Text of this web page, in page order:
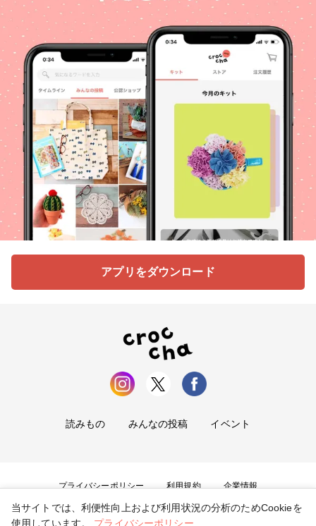
アプリをダウンロード
読みもの みんなの投稿 イベント
プライバシーポリシー 利用規約 企業情報
お問い合わせ
当サイトでは、利便性向上および利用状況の分析のためCookieを
使用しています。
プライバシーポリシー